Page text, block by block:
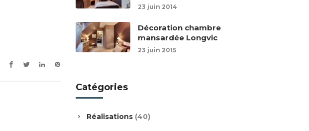
23 juin 2014
Décoration chambre
mansardée Longvic
23 juin 2015
Catégories
Réalisations (40)